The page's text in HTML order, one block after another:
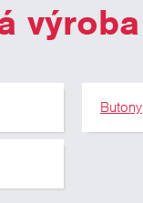
výroba
Butony